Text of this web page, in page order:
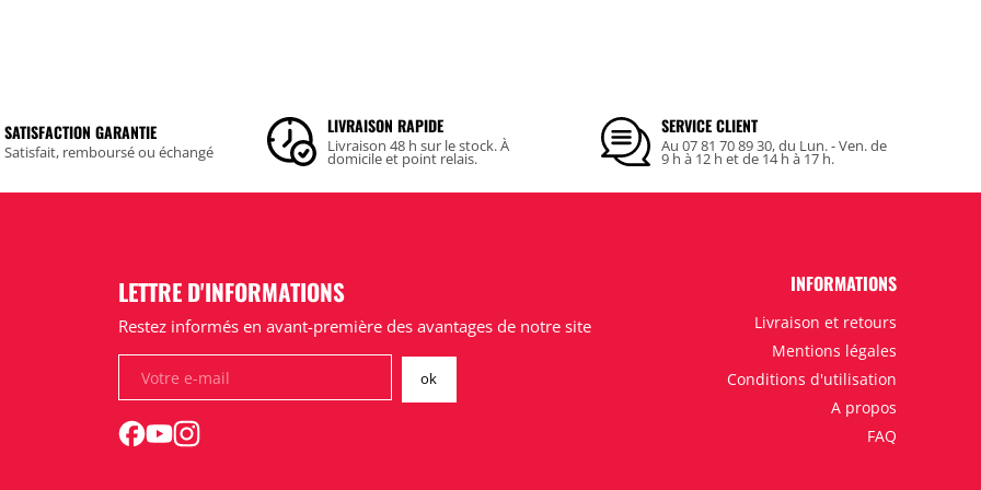
SATISFACTION GARANTIE
Satisfait, remboursé ou échangé
LIVRAISON RAPIDE
Livraison 48 h sur le stock. À
domicile et point relais.
SERVICE CLIENT
Au 07 81 70 89 30, du Lun. - Ven. de
9 h à 12 h et de 14 h à 17 h.
INFORMATIONS
Livraison et retours
Mentions légales
Conditions d'utilisation
A propos
FAQ
LETTRE D'INFORMATIONS
Restez informés en avant-première des avantages de notre site